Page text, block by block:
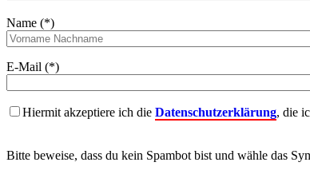
Name (*)
E-Mail (*)
Hiermit akzeptiere ich die Datenschutzerklärung, die
Bitte beweise, dass du kein Spambot bist und wähle das